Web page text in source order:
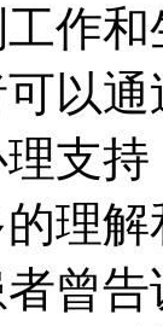
作
以
支
理
曾